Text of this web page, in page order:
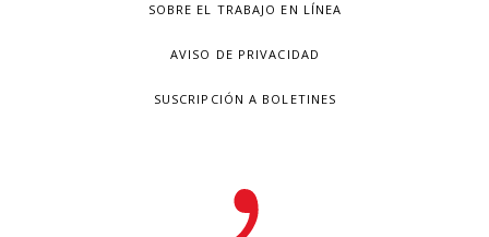
SOBRE EL TRABAJO EN LÍNEA
AVISO DE PRIVACIDAD
SUSCRIPCIÓN A BOLETINES